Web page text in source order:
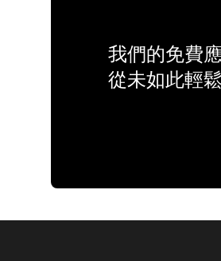
我們的免費
從未如此輕鬆